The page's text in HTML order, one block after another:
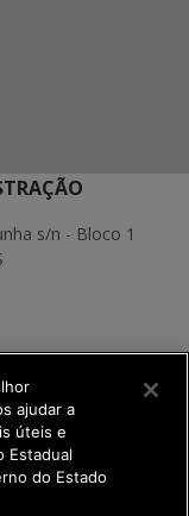
s/n - Bloco 1
ajudar a
úteis e
Estadual
do Estado